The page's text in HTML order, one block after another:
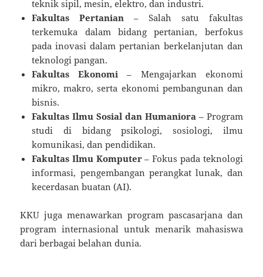
teknik sipil, mesin, elektro, dan industri.
Fakultas Pertanian – Salah satu fakultas
terkemuka dalam bidang pertanian, berfokus
pada inovasi dalam pertanian berkelanjutan dan
teknologi pangan.
Fakultas Ekonomi – Mengajarkan ekonomi
mikro, makro, serta ekonomi pembangunan dan
bisnis.
Fakultas Ilmu Sosial dan Humaniora– Program
studi di bidang psikologi, sosiologi, ilmu
komunikasi, dan pendidikan.
Fakultas Ilmu Komputer– Fokus pada teknologi
informasi, pengembangan perangkat lunak, dan
kecerdasan buatan (AI).
KKU juga menawarkan program pascasarjana dan
program internasional untuk menarik mahasiswa
dari berbagai belahan dunia.